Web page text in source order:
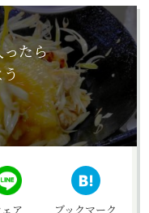
ったら
う
ア ブックマーク